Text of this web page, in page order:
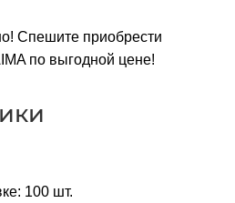
Спешите приобрести
по выгодной цене!
100 шт.